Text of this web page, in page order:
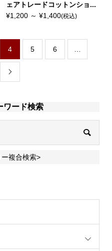
ェアトレードコットンショ...
¥1,200 ～ ¥1,400(税込)
4 5 6

ワード検索
複合検索>